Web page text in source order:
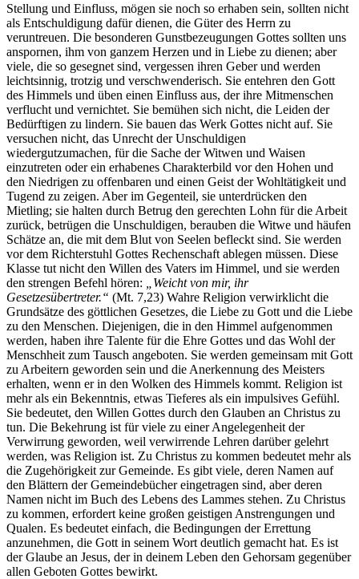
Stellung und Einfluss, mögen sie noch so erhaben sein, sollten nicht
als Entschuldigung dafür dienen, die Güter des Herrn zu
veruntreuen. Die besonderen Gunstbezeugungen Gottes sollten uns
anspornen, ihm von ganzem Herzen und in Liebe zu dienen; aber
viele, die so gesegnet sind, vergessen ihren Geber und werden
leichtsinnig, trotzig und verschwenderisch. Sie entehren den Gott
des Himmels und üben einen Einfluss aus, der ihre Mitmenschen
verflucht und vernichtet. Sie bemühen sich nicht, die Leiden der
Bedürftigen zu lindern. Sie bauen das Werk Gottes nicht auf. Sie
versuchen nicht, das Unrecht der Unschuldigen
wiedergutzumachen, für die Sache der Witwen und Waisen
einzutreten oder ein erhabenes Charakterbild vor den Hohen und
den Niedrigen zu offenbaren und einen Geist der Wohltätigkeit und
Tugend zu zeigen. Aber im Gegenteil, sie unterdrücken den
Mietling; sie halten durch Betrug den gerechten Lohn für die Arbeit
zurück, betrügen die Unschuldigen, berauben die Witwe und häufen
Schätze an, die mit dem Blut von Seelen befleckt sind. Sie werden
vor dem Richterstuhl Gottes Rechenschaft ablegen müssen. Diese
Klasse tut nicht den Willen des Vaters im Himmel, und sie werden
den strengen Befehl hören:
„Weicht von mir, ihr
Gesetzesübertreter.“ (Mt. 7,23) Wahre Religion verwirklicht die
Grundsätze des göttlichen Gesetzes, die Liebe zu Gott und die Liebe
zu den Menschen. Diejenigen, die in den Himmel aufgenommen
werden, haben ihre Talente für die Ehre Gottes und das Wohl der
Menschheit zum Tausch angeboten. Sie werden gemeinsam mit Gott
zu Arbeitern geworden sein und die Anerkennung des Meisters
erhalten, wenn er in den Wolken des Himmels kommt. Religion ist
mehr als ein Bekenntnis, etwas Tieferes als ein impulsives Gefühl.
Sie bedeutet, den Willen Gottes durch den Glauben an Christus zu
tun. Die Bekehrung ist für viele zu einer Angelegenheit der
Verwirrung geworden, weil verwirrende Lehren darüber gelehrt
werden, was Religion ist. Zu Christus zu kommen bedeutet mehr als
die Zugehörigkeit zur Gemeinde. Es gibt viele, deren Namen auf
den Blättern der Gemeindebücher eingetragen sind, aber deren
Namen nicht im Buch des Lebens des Lammes stehen. Zu Christus
zu kommen, erfordert keine großen geistigen Anstrengungen und
Qualen. Es bedeutet einfach, die Bedingungen der Errettung
anzunehmen, die Gott in seinem Wort deutlich gemacht hat. Es ist
der Glaube an Jesus, der in deinem Leben den Gehorsam gegenüber
allen Geboten Gottes bewirkt.